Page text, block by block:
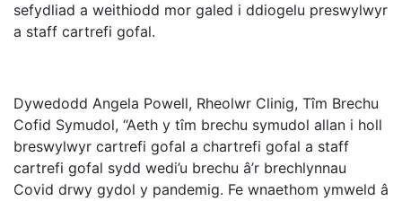
sefydliad a weithiodd mor galed i ddiogelu preswylwyr
a staff cartrefi gofal.
Dywedodd Angela Powell, Rheolwr Clinig, Tîm Brechu
Cofid Symudol, “Aeth y tîm brechu symudol allan i holl
breswylwyr cartrefi gofal a chartrefi gofal a staff
cartrefi gofal sydd wedi’u brechu â’r brechlynnau
Covid drwy gydol y pandemig. Fe wnaethom ymweld â